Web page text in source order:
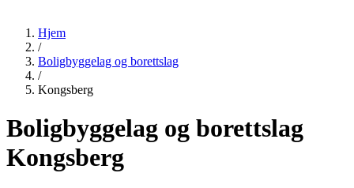
Hjem
/
Boligbyggelag og borettslag
/
Kongsberg
Boligbyggelag og borettslag
Kongsberg